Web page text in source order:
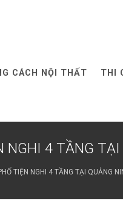
CÁCH NỘI THẤT THI
NGHI 4 TẦNG
TIỆN NGHI 4 TẦNG TẠI QUẢNG